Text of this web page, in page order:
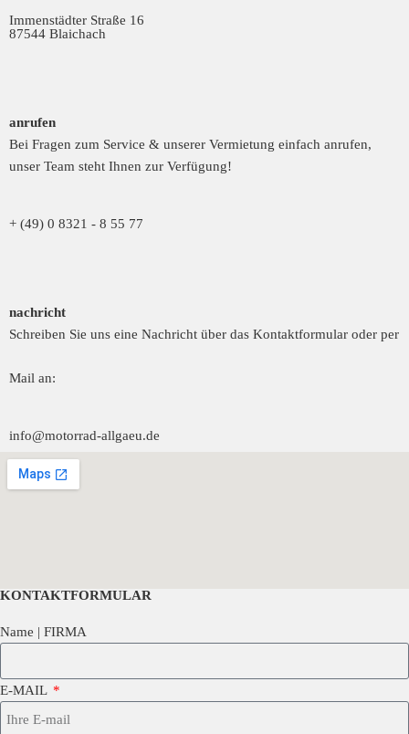
Immenstädter Straße 16
87544 Blaichach
anrufen
Bei Fragen zum Service & unserer Vermietung einfach anrufen,
unser Team steht Ihnen zur Verfügung!
+ (49) 0 8321 - 8 55 77
nachricht
Schreiben Sie uns eine Nachricht über das Kontaktformular oder per
Mail an:
info@motorrad-allgaeu.de
KONTAKTFORMULAR
Name | FIRMA
E-MAIL